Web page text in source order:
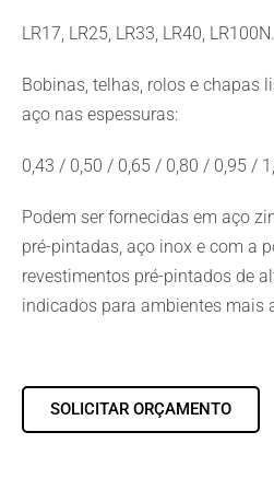
LR17, LR25, LR33, LR40, LR100N.
Bobinas, telhas, rolos e chapas
aço nas espessuras:
0,43 / 0,50 / 0,65 / 0,80 / 0,95 /
Podem ser fornecidas em aço
pré-pintadas, aço inox e com a
revestimentos pré-pintados de
indicados para ambientes mais
SOLICITAR ORÇAMENTO